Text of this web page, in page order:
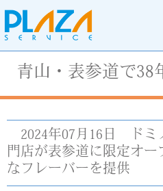
青山・表参道で38
2024年07月16日
ド
門店が表参道に限定オー
なフレーバーを提供